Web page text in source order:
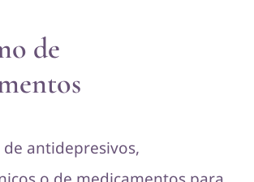
de
de antidepresivos,